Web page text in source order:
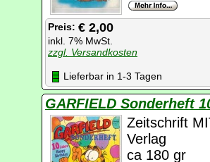
Preis: € 2,00
inkl. 7% MwSt.
zzgl. Versandkosten
Lieferbar in 1-3 Tagen
GARFIELD Sonderheft
Zeitschrift
Verlag
ca 180 gr